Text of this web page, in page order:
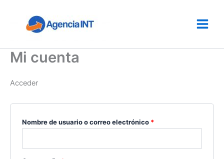
contenido
Mi cuenta
Acceder
Nombre de usuario o correo electrónico *Obligatorio